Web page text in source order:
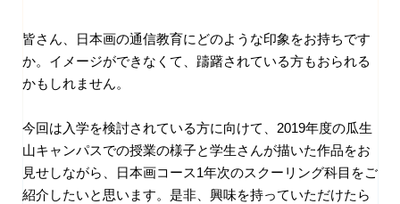
皆さん、日本画の通信教育にどのような印象をお持ちです
か。イメージができなくて、躊躇されている方もおられる
かもしれません。
今回は入学を検討されている方に向けて、2019年度の瓜生
山キャンパスでの授業の様子と学生さんが描いた作品をお
見せしながら、日本画コース1年次のスクーリング科目をご
紹介したいと思います。是非、興味を持っていただけたら